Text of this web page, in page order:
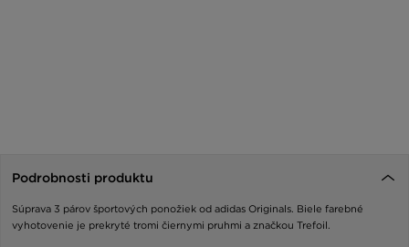
Podrobnosti produktu
Súprava 3 párov športových ponožiek od adidas Originals. Biele farebné
vyhotovenie je prekryté tromi čiernymi pruhmi a značkou Trefoil.